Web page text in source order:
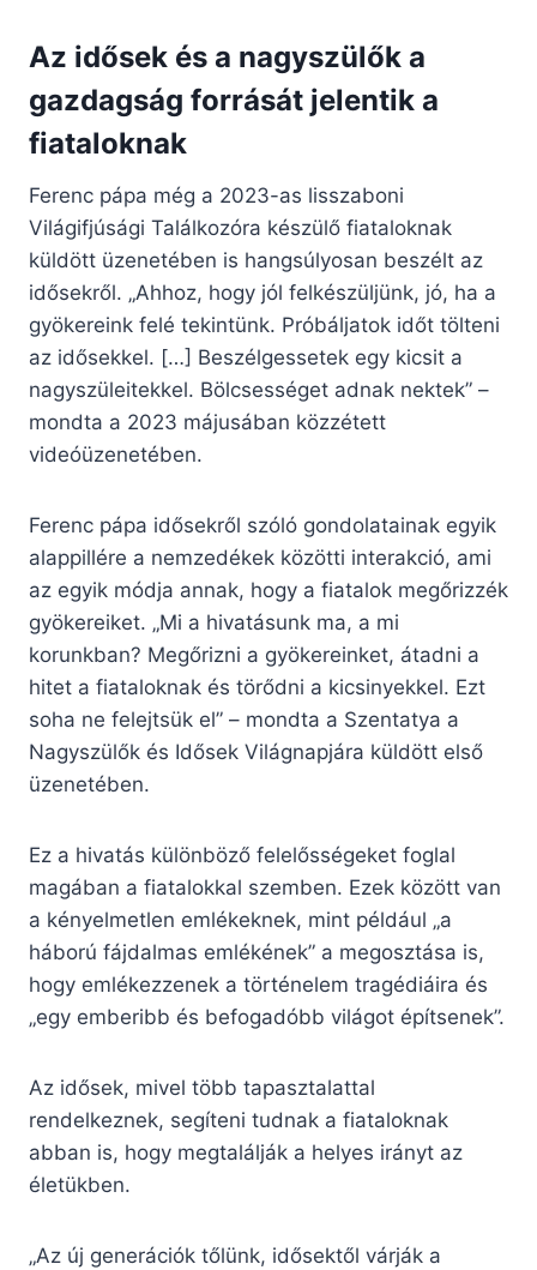
Az idősek és a nagyszülők a
gazdagság forrását jelentik a
fiataloknak
Ferenc pápa még a 2023-as lisszaboni
Világifjúsági Találkozóra készülő fiataloknak
küldött üzenetében is hangsúlyosan beszélt az
idősekről. „Ahhoz, hogy jól felkészüljünk, jó, ha a
gyökereink felé tekintünk. Próbáljatok időt tölteni
az idősekkel. […] Beszélgessetek egy kicsit a
nagyszüleitekkel. Bölcsességet adnak nektek” –
mondta a 2023 májusában közzétett
videóüzenetében.
Ferenc pápa idősekről szóló gondolatainak egyik
alappillére a nemzedékek közötti interakció, ami
az egyik módja annak, hogy a fiatalok megőrizzék
gyökereiket. „Mi a hivatásunk ma, a mi
korunkban? Megőrizni a gyökereinket, átadni a
hitet a fiataloknak és törődni a kicsinyekkel. Ezt
soha ne felejtsük el” – mondta a Szentatya a
Nagyszülők és Idősek Világnapjára küldött első
üzenetében.
Ez a hivatás különböző felelősségeket foglal
magában a fiatalokkal szemben. Ezek között van
a kényelmetlen emlékeknek, mint például „a
háború fájdalmas emlékének” a megosztása is,
hogy emlékezzenek a történelem tragédiáira és
„egy emberibb és befogadóbb világot építsenek”.
Az idősek, mivel több tapasztalattal
rendelkeznek, segíteni tudnak a fiataloknak
abban is, hogy megtalálják a helyes irányt az
életükben.
„Az új generációk tőlünk, idősektől várják a